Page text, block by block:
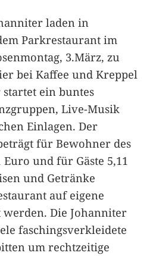
laden in
Parkrestaurant im
3.März, zu
bei Kaffee und Kreppel
startet ein buntes
Live-Musik
Einlagen. Der
für Bewohner des
und für Gäste 5,11
und Getränke
auf eigene
werden. Die Johanniter
faschingsverkleidete
um rechtzeitige